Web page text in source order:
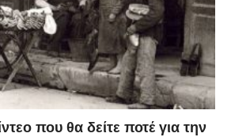
που θα δείτε ποτέ για την